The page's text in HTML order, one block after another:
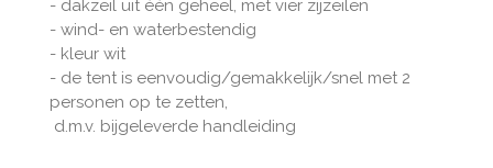
- dakzeil uit één geheel, met vier zijzeilen
- wind- en waterbestendig
- kleur wit
- de tent is eenvoudig/gemakkelijk/snel met 2
personen op te zetten,
d.m.v. bijgeleverde handleiding